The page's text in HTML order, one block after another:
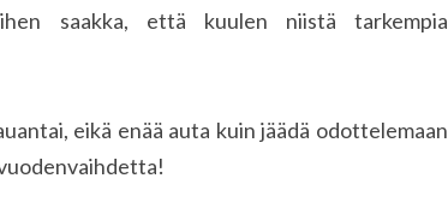
saakka, että kuulen niistä tarkempia
eikä enää auta kuin jäädä odottelemaan